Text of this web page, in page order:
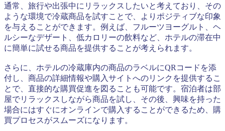
通常、旅行や出張中にリラックスしたいと考えており、その
ような環境で冷蔵商品を試すことで、よりポジティブな印象
を与えることができます。例えば、フルーツヨーグルト、ヘ
ルシーなデザート、低カロリーの飲料など、ホテルの滞在中
に簡単に試せる商品を提供することが考えられます。
さらに、ホテルの冷蔵庫内の商品のラベルにQRコードを添
付し、商品の詳細情報や購入サイトへのリンクを提供するこ
とで、直接的な購買促進を図ることも可能です。宿泊者は部
屋でリラックスしながら商品を試し、その後、興味を持った
場合にはすぐにオンラインで購入することができるため、購
買プロセスがスムーズになります。